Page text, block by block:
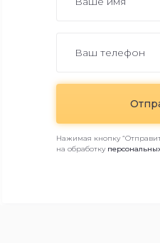
Нажимая кнопку
на обработку